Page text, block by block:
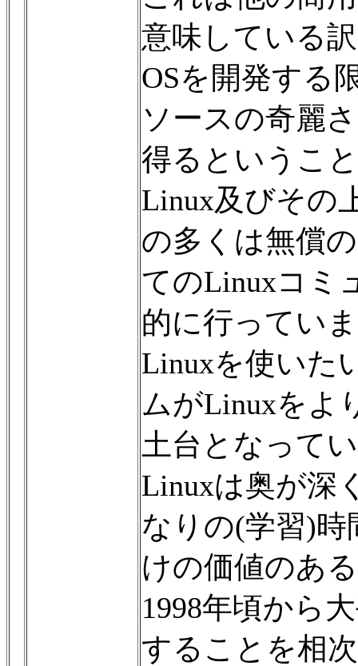
意味している
OSを開発する
ソースの奇麗
得るというこ
Linux及びその
の多くは無償
てのLinuxコミ
的に行ってい
Linuxを使いた
ムがLinuxをよ
土台となって
Linuxは奥が深
なりの(学習)
けの価値のあ
1998年頃から
することを相